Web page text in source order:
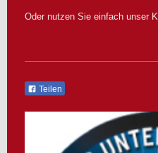
Oder nutzen Sie einfach unser
Teilen